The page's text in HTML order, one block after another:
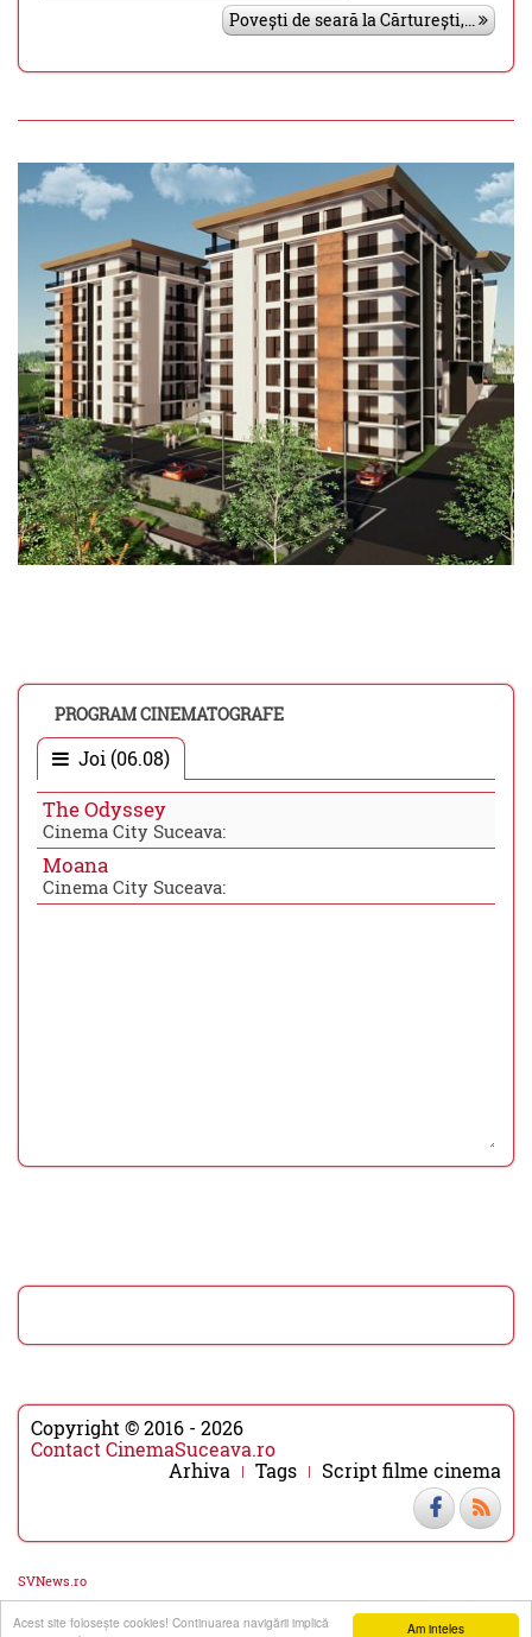
Am inteles
Acest site foloseşte cookies! Continuarea navigării implică
Povești de seară la Cărturești,...
PROGRAM CINEMATOGRAFE
Joi (06.08)
The Odyssey
Cinema City Suceava:
Moana
Cinema City Suceava:
Copyright © 2016 - 2026
Contact CinemaSuceava.ro
Arhiva
Tags Script filme cinema
SVNews.ro
▼